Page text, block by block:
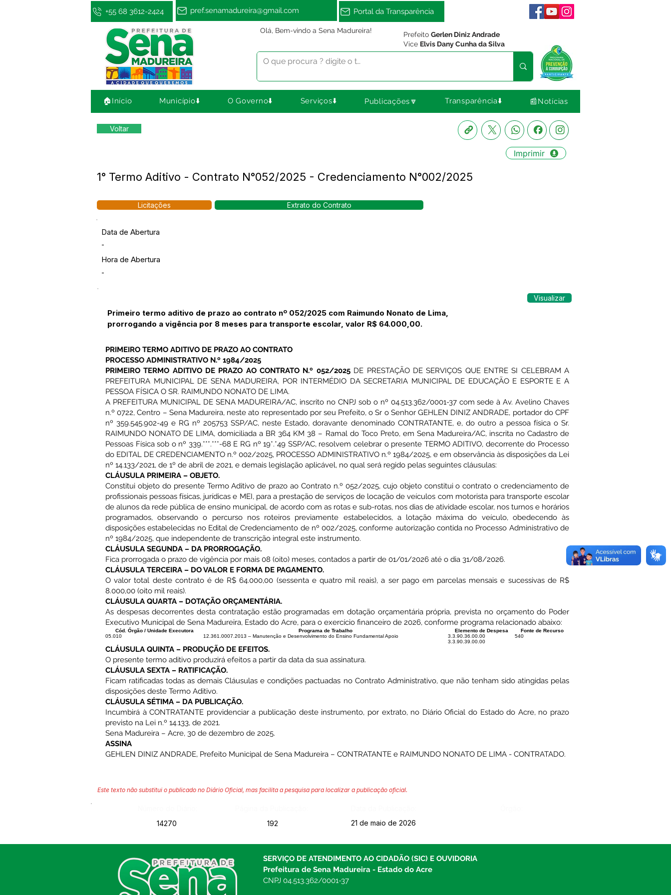
+55 68 3612-2424 pref.senamadureira@gmail.com Portal da Transparência
Olá, Bem-vindo a Sena Madureira! Prefeito Gerlen Diniz Andrade
Vice Elvis Dany Cunha da Silva
🏠Início Município⬇️ O Governo⬇️ Serviços⬇️ Publicações🔽 Transparência⬇️ 📰Notícias
Voltar
Imprimir
1° Termo Aditivo - Contrato N°052/2025 - Credenciamento N°002/2025
Licitações Extrato do Contrato
Data de Abertura
-
Hora de Abertura
-
Visualizar
Primeiro termo aditivo de prazo ao contrato nº 052/2025 com Raimundo Nonato de Lima,
prorrogando a vigência por 8 meses para transporte escolar, valor R$ 64.000,00.
PRIMEIRO TERMO ADITIVO DE PRAZO AO CONTRATO
PROCESSO ADMINISTRATIVO N.º 1984/2025
PRIMEIRO TERMO ADITIVO DE PRAZO AO CONTRATO N.º 052/2025DE PRESTAÇÃO DE SERVIÇOS QUE ENTRE SI CELEBRAM A
PREFEITURA MUNICIPAL DE SENA MADUREIRA, POR INTERMÉDIO DA SECRETARIA MUNICIPAL DE EDUCAÇÃO E ESPORTE E A
PESSOA FÍSICA O SR. RAIMUNDO NONATO DE LIMA.
A PREFEITURA MUNICIPAL DE SENA MADUREIRA/AC, inscrito no CNPJ sob o nº 04.513.362/0001-37 com sede à Av. Avelino Chaves
n.º 0722, Centro – Sena Madureira, neste ato representado por seu Prefeito, o Sr o Senhor GEHLEN DINIZ ANDRADE, portador do CPF
nº 359.545.902-49 e RG nº 205753 SSP/AC, neste Estado, doravante denominado CONTRATANTE, e, do outro a pessoa física o Sr.
RAIMUNDO NONATO DE LIMA, domiciliada a BR 364 KM 38 – Ramal do Toco Preto, em Sena Madureira/AC, inscrita no Cadastro de
Pessoas Física sob o nº 339.***.***-68 E RG nº 19*.*49 SSP/AC, resolvem celebrar o presente TERMO ADITIVO, decorrente do Processo
do EDITAL DE CREDENCIAMENTO n.º 002/2025, PROCESSO ADMINISTRATIVO n.º 1984/2025, e em observância às disposições da Lei
nº 14.133/2021, de 1º de abril de 2021, e demais legislação aplicável, no qual será regido pelas seguintes cláusulas:
CLÁUSULA PRIMEIRA – OBJETO.
Constitui objeto do presente Termo Aditivo de prazo ao Contrato n.º 052/2025, cujo objeto constitui o contrato o credenciamento de
profissionais pessoas físicas, jurídicas e MEI, para a prestação de serviços de locação de veículos com motorista para transporte escolar
de alunos da rede pública de ensino municipal, de acordo com as rotas e sub-rotas, nos dias de atividade escolar, nos turnos e horários
programados, observando o percurso nos roteiros previamente estabelecidos, a lotação máxima do veículo, obedecendo às
disposições estabelecidas no Edital de Credenciamento de nº 002/2025, conforme autorização contida no Processo Administrativo de
nº 1984/2025, que independente de transcrição integral este instrumento.
CLÁUSULA SEGUNDA – DA PRORROGAÇÃO.
Fica prorrogada o prazo de vigência por mais 08 (oito) meses, contados a partir de 01/01/2026 até o dia 31/08/2026.
CLÁUSULA TERCEIRA – DO VALOR E FORMA DE PAGAMENTO.
O valor total deste contrato é de R$ 64.000,00 (sessenta e quatro mil reais), a ser pago em parcelas mensais e sucessivas de R$
8.000,00 (oito mil reais).
CLÁUSULA QUARTA – DOTAÇÃO ORÇAMENTÁRIA.
As despesas decorrentes desta contratação estão programadas em dotação orçamentária própria, prevista no orçamento do Poder
Executivo Municipal de Sena Madureira, Estado do Acre, para o exercício financeiro de 2026, conforme programa relacionado abaixo:
Cód. Órgão / Unidade Executora Programa de Trabalho Elemento de Despesa
Fonte de Recurso
05.010
12.361.0007.2013 – Manutenção e Desenvolvimento do Ensino Fundamental Apoio
3.3.90.36.00.00
3.3.90.39.00.00
540
CLÁUSULA QUINTA – PRODUÇÃO DE EFEITOS.
O presente termo aditivo produzirá efeitos a partir da data da sua assinatura.
CLÁUSULA SEXTA – RATIFICAÇÃO.
Ficam ratificadas todas as demais Cláusulas e condições pactuadas no Contrato Administrativo, que não tenham sido atingidas pelas
disposições deste Termo Aditivo.
CLÁUSULA SÉTIMA – DA PUBLICAÇÃO.
Incumbirá à CONTRATANTE providenciar a publicação deste instrumento, por extrato, no Diário Oficial do Estado do Acre, no prazo
previsto na Lei n.º 14.133, de 2021.
Sena Madureira – Acre, 30 de dezembro de 2025.
ASSINA
GEHLEN DINIZ ANDRADE, Prefeito Municipal de Sena Madureira – CONTRATANTE e RAIMUNDO NONATO DE LIMA - CONTRATADO.
Este texto não substitui o publicado no Diário Oficial, mas facilita a pesquisa para localizar a publicação oficial.
14270
192 21 de maio de 2026
CIDADÃO (SIC) E OUVIDORIA
Prefeitura de Sena Madureira
CNPJ 04.513.362/0001-37
SERVIÇO DE ATENDIMENTO AO CIDADÃO (SIC) E OUVIDORIA
Prefeitura de Sena Madureira - Estado do Acre
CNPJ 04.513.362/0001-37